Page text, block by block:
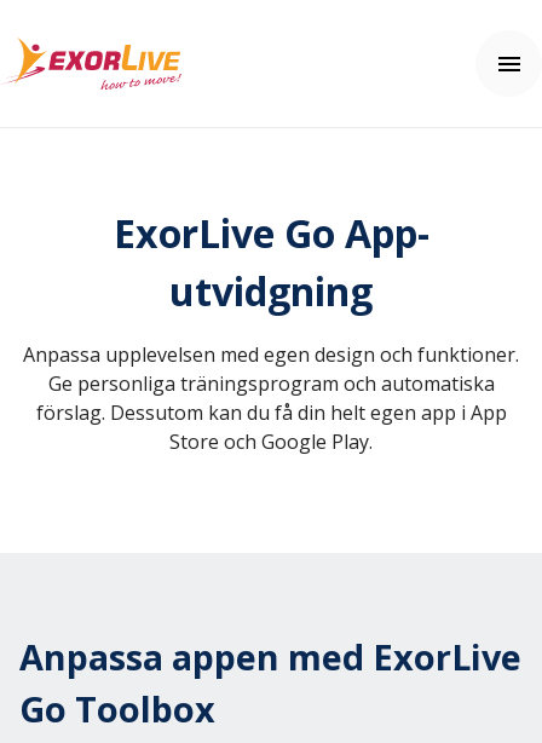
Regioner
Gym & Idrott
Tilläggsprodukter och säkerhet
Resurser
Tema: Effektiv klinikvardag
Tema: Digital distansmonitorering
Tema: Enhetlig vårdupplevelse
Tema: Välfärdsteknik
Kom igång
Vanliga frågor (FAQ)
Hjälpcenter
Kontakta oss
Svenska
English
Svenska
ExorLive Go App-
utvidgning
Anpassa upplevelsen med egen design och funktioner.
Ge personliga träningsprogram och automatiska
förslag. Dessutom kan du få din helt egen app i App
Store och Google Play.
Anpassa appen med ExorLive
Go Toolbox